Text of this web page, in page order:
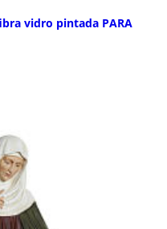
vidro pintada PARA